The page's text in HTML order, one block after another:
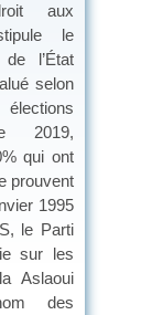
aux
le
l’État
selon
2019,
qui ont
prouvent
1995
le Parti
sur les
Aslaoui
des